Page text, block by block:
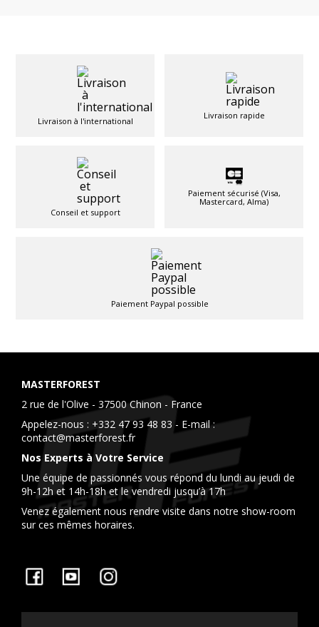
Livraison à l'international
Livraison rapide
Conseil et support
Paiement sécurisé (Visa,
Mastercard, Alma)
Paiement Paypal possible
MASTERFOREST
2 rue de l'Olive - 37500 Chinon - France
Appelez-nous : +332 47 93 48 83 - E-mail :
contact@masterforest.fr
Nos Experts à Votre Service
Une équipe de passionnés vous répond du lundi au jeudi de
9h-12h et 14h-18h et le vendredi jusqu’à 17h
Venez également nous rendre visite dans notre show-room
sur ces mêmes horaires.
Facebook YouTube